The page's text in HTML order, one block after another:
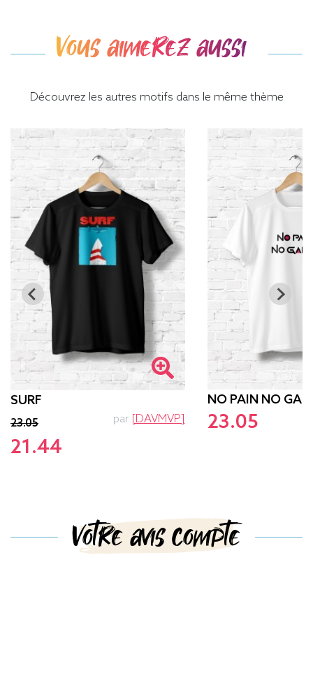
Vous aimerez aussi
Découvrez les autres motifs dans le même thème
SURF
23.05
21.44
par [DAVMVP]
NO PAIN NO
23.05
Votre avis compte